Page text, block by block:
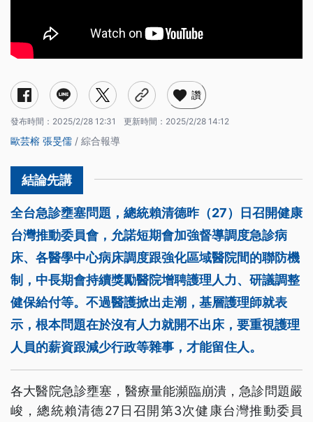
讚
發布時間： 2025/2/28 12:31 更新時間： 2025/2/28 14:12
歐芸榕 張旻儒 / 綜合報導
全台急診壅塞問題，總統賴清德昨（27）日召開健康
台灣推動委員會，允諾短期會加強督導調度急診病
床、各醫學中心病床調度跟強化區域醫院間的聯防機
制，中長期會持續獎勵醫院增聘護理人力、研議調整
健保給付等。不過醫護掀出走潮，基層護理師就表
示，根本問題在於沒有人力就開不出床，要重視護理
人員的薪資跟減少行政等雜事，才能留住人。
各大醫院急診壅塞，醫療量能瀕臨崩潰，急診問題嚴
峻，總統賴清德27日召開第3次健康台灣推動委員